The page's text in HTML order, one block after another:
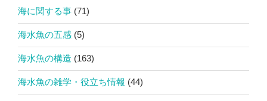
海に関する事 (71)
海水魚の五感 (5)
海水魚の構造 (163)
海水魚の雑学・役立ち情報 (44)